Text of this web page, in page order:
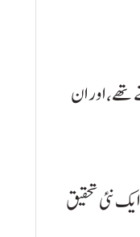
اور ان
نئی تحقیق